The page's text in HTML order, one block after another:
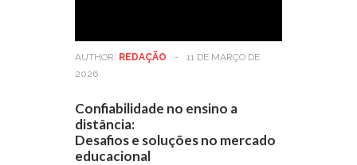
AUTHOR: REDAÇÃO -
11 DE MARÇO DE
2026
Confiabilidade no ensino a
distância:
Desafios e soluções no mercado
educacional